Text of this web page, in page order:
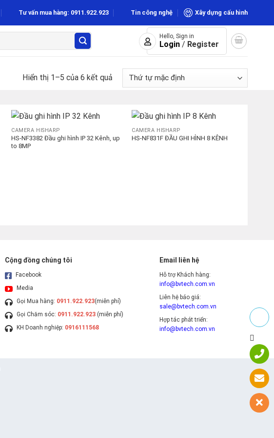
Tư vấn mua hàng: 0911.922.923 Tin công nghệ Xây dựng cấu hình
Hello, Sign in
Login / Register
Hiển thị 1–5 của 6 kết quả
CAMERA HISHARP
HS-NF3382 Đầu ghi hình IP 32 Kênh, up
to 8MP
CAMERA HISHARP
HS-NF831F ĐẦU GHI HÌNH 8 KÊNH
Cộng đồng chúng tôi
Facebook
Media
Gọi Mua hàng: 0911.922.923(miễn phí)
Gọi Chăm sóc: 0911.922.923 (miễn phí)
KH Doanh nghiệp: 0916111568
Email liên hệ
Hỗ trợ Khách hàng:
info@bvtech.com.vn
Liên hệ báo giá:
sale@bvtech.com.vn
Hợp tác phát triển:
info@bvtech.com.vn